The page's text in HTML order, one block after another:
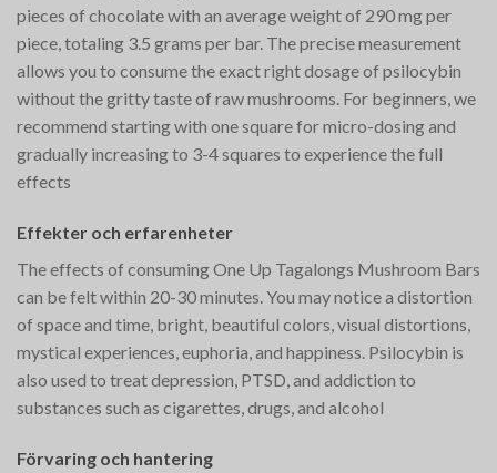
pieces of chocolate with an average weight of 290 mg per
piece, totaling 3.5 grams per bar. The precise measurement
allows you to consume the exact right dosage of psilocybin
without the gritty taste of raw mushrooms. For beginners, we
recommend starting with one square for micro-dosing and
gradually increasing to 3-4 squares to experience the full
effects​
Effekter och erfarenheter
The effects of consuming One Up Tagalongs Mushroom Bars
can be felt within 20-30 minutes. You may notice a distortion
of space and time, bright, beautiful colors, visual distortions,
mystical experiences, euphoria, and happiness. Psilocybin is
also used to treat depression, PTSD, and addiction to
substances such as cigarettes, drugs, and alcohol​
Förvaring och hantering